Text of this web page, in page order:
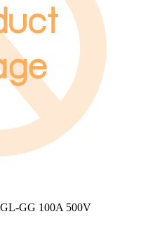
GG 100A 500V